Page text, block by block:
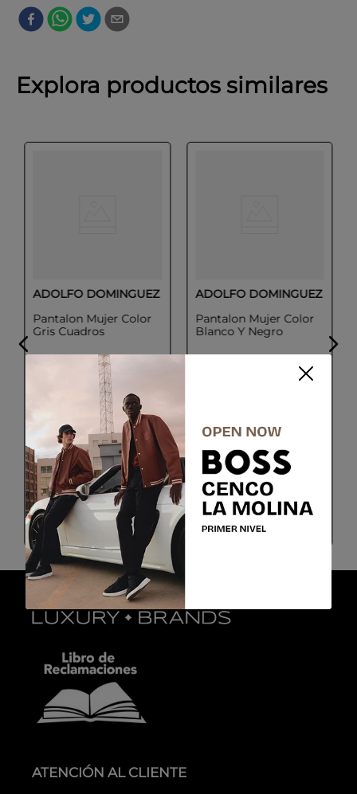
Explora productos similares
ADOLFO DOMINGUEZ
Pantalon Mujer Color
Gris Cuadros
44
Colores
Gris
$ 139.30 $ 199 00
COMPRAR
ADOLFO DOMINGUEZ
Pantalon Mujer Color
Blanco Y Negro
Colores
Blanco
$ 119.40 $ 199
COMPRAR
ATENCIÓN AL CLIENTE